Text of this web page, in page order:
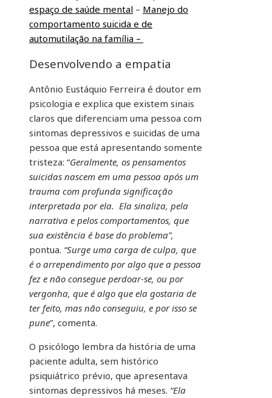
espaço de saúde mental – Manejo do
comportamento suicida e de
automutilação na família –
Desenvolvendo a empatia
Antônio Eustáquio Ferreira é doutor em
psicologia e explica que existem sinais
claros que diferenciam uma pessoa com
sintomas depressivos e suicidas de uma
pessoa que está apresentando somente
tristeza: “Geralmente, os pensamentos
suicidas nascem em uma pessoa após um
trauma com profunda significação
interpretada por ela. Ela sinaliza, pela
narrativa e pelos comportamentos, que
sua existência é base do problema”,
pontua. “Surge uma carga de culpa, que
é o arrependimento por algo que a pessoa
fez e não consegue perdoar-se, ou por
vergonha, que é algo que ela gostaria de
ter feito, mas não conseguiu, e por isso se
pune”, comenta.
O psicólogo lembra da história de uma
paciente adulta, sem histórico
psiquiátrico prévio, que apresentava
sintomas depressivos há meses. “Ela